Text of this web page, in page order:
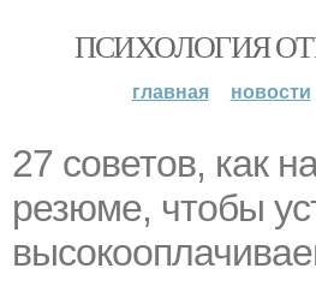
ПСИХОЛОГИЯ
главная новости
27 советов, как
резюме, чтобы